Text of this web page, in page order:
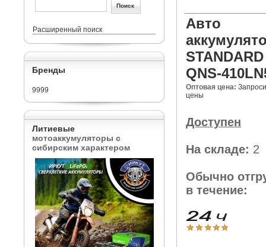
Расширенный поиск
Бренды
9999
Литиевые
мотоаккумуляторы с
сибирским характером
Авто
QNS-
Оптовая цена:
цены
Доступен
На складе: 2
Обычно
в течение: